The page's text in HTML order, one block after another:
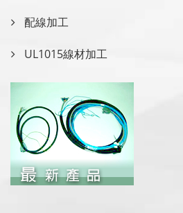
配線加工
UL1015線材加工